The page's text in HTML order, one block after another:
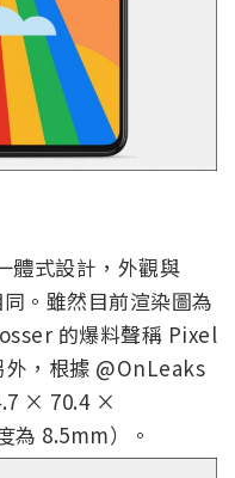
體式設計，外觀與
。雖然目前渲染圖為
的爆料聲稱 Pixel
外，根據 @OnLeaks
× 70.4 ×
為 8.5mm）。